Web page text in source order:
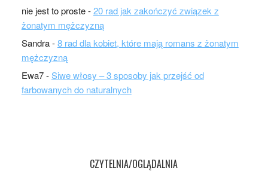
nie jest to proste-20 rad jak zakończyć związek z
żonatym mężczyzną
Sandra-8 rad dla kobiet, które mają romans z żonatym
mężczyzną
Ewa7-Siwe włosy – 3 sposoby jak przejść od
farbowanych do naturalnych
CZYTELNIA/OGLĄDALNIA